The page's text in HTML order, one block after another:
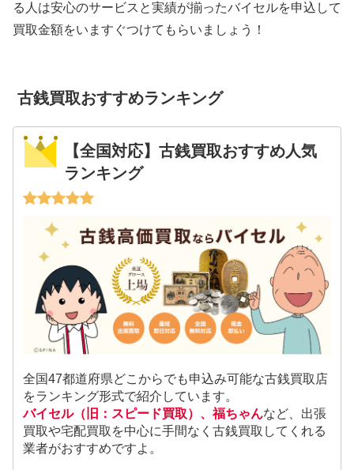
る人は安心のサービスと実績が揃ったバイセルを申込して
買取金額をいますぐつけてもらいましょう！
古銭買取おすすめランキング
【全国対応】古銭買取おすすめ人気
ランキング
全国47都道府県どこからでも申込み可能な古銭買取店
をランキング形式で紹介しています。
バイセル（旧：スピード買取）、福ちゃんなど、出張
買取や宅配買取を中心に手間なく古銭買取してくれる
業者がおすすめですよ。